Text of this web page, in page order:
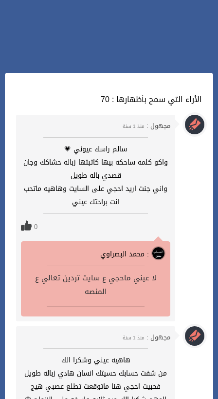
70 : الأراء التي سمح بأظهارها
مجهول : منذ 1 سنة
سالم راسك عيوني 💗
واكو كلمه ساحكه بيها كاتبتها زباله حشاكك وجان
قصدي باله طويل
واني جنت اريد احجي على السايت وهاهيه ماتحب
انت براحتك عيني
0
محمد البصراوي :
لا عيني ماحجي ع سايت تردين تعالي ع
المنصه
مجهول : منذ 1 سنة
هاهيه عيني وشكرا الك
من شفت حسابك حسيتك انسان هادي زباله طويل
فحبيت احجي هنا ماتوقعت تطلع عصبي هيج